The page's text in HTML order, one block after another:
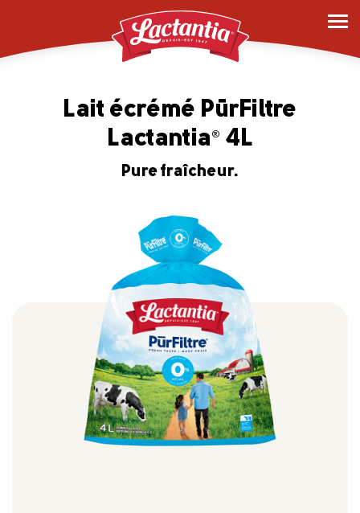
Lait écrémé PūrFiltre
Lactantia ® 4L
Pure fraîcheur.